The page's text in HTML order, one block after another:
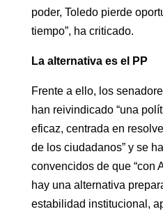
poder, Toledo pierde
tiempo”, ha criticado.
La alternativa es el PP
Frente a ello, los
han reivindicado “una
eficaz, centrada en
de los ciudadanos” y se
convencidos de que “con
hay una alternativa
estabilidad institucional,